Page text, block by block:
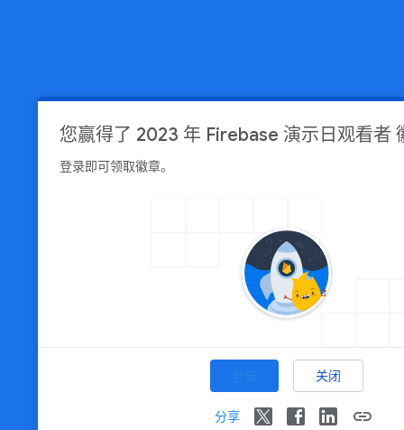
您赢得了 2023 年 Firebase 演示日观看者
登录即可领取徽章。
分享 link
关闭